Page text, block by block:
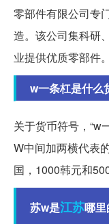
零部件有限公司专
造。该公司集科研
业提供优质零部件。
w一条杠是什么
关于货币符号，“w
W中间加两横代表
国，1000韩元和
苏w是江苏哪